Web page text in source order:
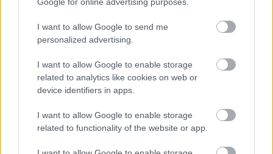
I want to allow Google to send me
personalized advertising.
I want to allow Google to enable storage
related to analytics like cookies on web or
device identifiers in apps.
I want to allow Google to enable storage
related to functionality of the website or app.
Múlt heti hivatalos eredményt ITT találod. Sikeres
vadászatot! Ha nem működne, akkor itt vadássz! "
Nem az a lényeg ki mennyivel játszik, hanem az,
hogy kiválaszd a helyes eseményeket! " (Afterforever)
62. tippjáték 2014.09.28.
•2014. szeptember 27.